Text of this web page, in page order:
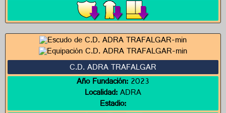
C.D. ADRA TRAFALGAR
Año Fundación:2023
Localidad:ADRA
Estadio: